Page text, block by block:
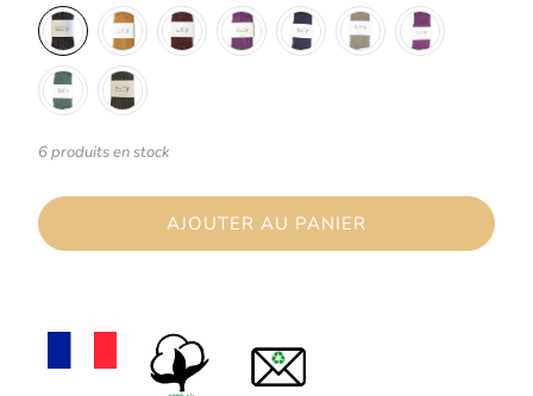
6 produits en stock
AJOUTER AU PANIER